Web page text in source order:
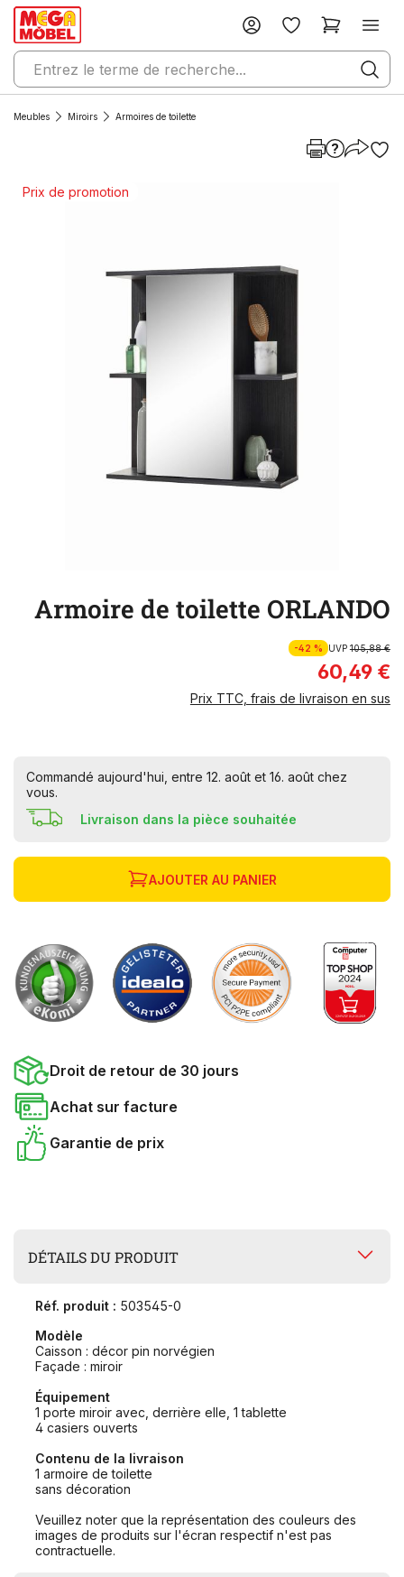
Meubles Miroirs Armoires de toilette
Prix de promotion
Armoire de toilette ORLANDO
-42 % UVP105,88 €
60,49 €
Prix TTC, frais de livraison en sus
Commandé aujourd'hui, entre 12. août et 16. août chez
vous.
Livraison dans la pièce souhaitée
AJOUTER AU PANIER
Droit de retour de 30 jours
Achat sur facture
Garantie de prix
DÉTAILS DU PRODUIT
Réf. produit : 503545-0
Modèle
Caisson : décor pin norvégien
Façade : miroir
Équipement
1 porte miroir avec, derrière elle, 1 tablette
4 casiers ouverts
Contenu de la livraison
1 armoire de toilette
sans décoration
Veuillez noter que la représentation des couleurs des
images de produits sur l'écran respectif n'est pas
contractuelle.